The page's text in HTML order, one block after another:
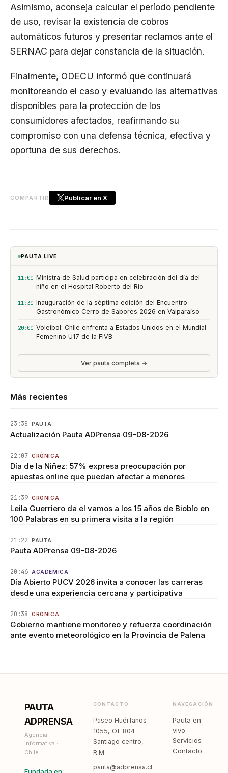
Asimismo, aconseja calcular el período pendiente
de uso, revisar la existencia de cobros
automáticos futuros y presentar reclamos ante el
SERNAC para dejar constancia de la situación.
Finalmente, ODECU informó que continuará
monitoreando el caso y evaluando las alternativas
disponibles para la protección de los
consumidores afectados, reafirmando su
compromiso con una defensa técnica, efectiva y
oportuna de sus derechos.
COMPARTIR Publicar en X
PAUTA LIVE
11:00 Ministra de Salud participa en celebración del día del
niño en el Hospital Roberto del Río
11:30 Inauguración de la séptima edición del Encuentro
Gastronómico Cerro de Sabores 2026 en Valparaíso
20:00 Voleibol: Chile enfrenta a Estados Unidos en el Mundial
Femenino U17 de la FIVB
Ver pauta completa →
Más recientes
23:38 PAUTA
Actualización Pauta ADPrensa 09-08-2026
22:07 CRÓNICA
Día de la Niñez: 57% expresa preocupación por
apuestas online que puedan afectar a menores
21:39 CRÓNICA
Leila Guerriero da el vamos a los 15 años de Biobío en
100 Palabras en su primera visita a la región
21:22 PAUTA
Pauta ADPrensa 09-08-2026
20:46 ACADÉMICA
Día Abierto PUCV 2026 invita a conocer las carreras
desde una experiencia cercana y participativa
20:38 CRÓNICA
Gobierno mantiene monitoreo y refuerza coordinación
ante evento meteorológico en la Provincia de Palena
PAUTA
ADPRENSA
Agencia
informativa ·
Chile
CONTACTO
Paseo Huérfanos
1055, Of. 804
Santiago centro,
R.M.
pauta@adprensa.cl
NAVEGACIÓN
Pauta en
vivo
Servicios
Contacto